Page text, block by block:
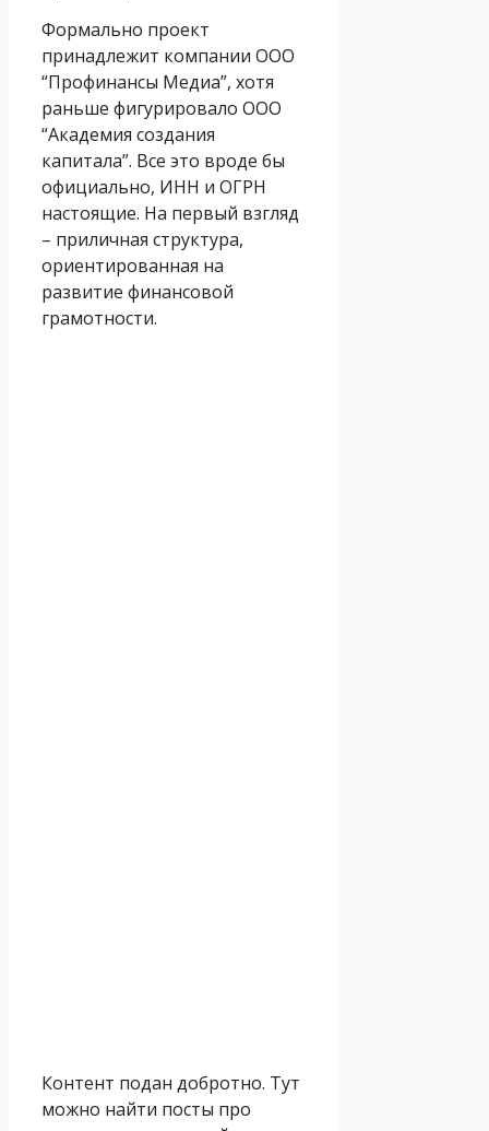
Формально проект
принадлежит компании ООО
“Профинансы Медиа”, хотя
раньше фигурировало ООО
“Академия создания
капитала”. Все это вроде бы
официально, ИНН и ОГРН
настоящие. На первый взгляд
– приличная структура,
ориентированная на
развитие финансовой
грамотности.
Контент подан добротно. Тут
можно найти посты про